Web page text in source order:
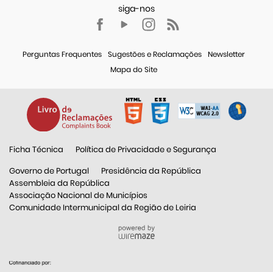
Perguntas Frequentes Sugestões e Reclamações
Newsletter
Mapa do Site
Ficha Técnica
Política de Privacidade e Segurança
Governo de Portugal
Presidência da República
Assembleia da República
Associação Nacional de Municípios
Comunidade Intermunicipal da Região de Leiria